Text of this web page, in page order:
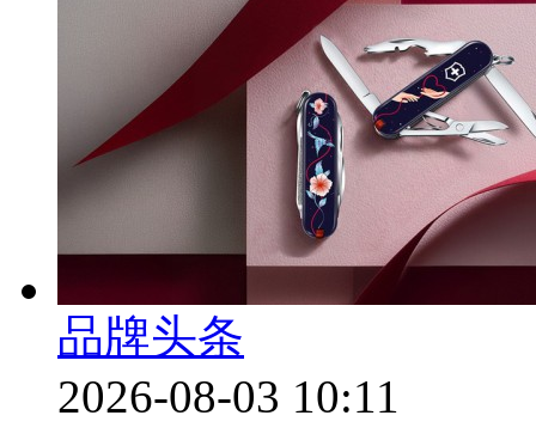
品牌头条
2026-08-03 10:11